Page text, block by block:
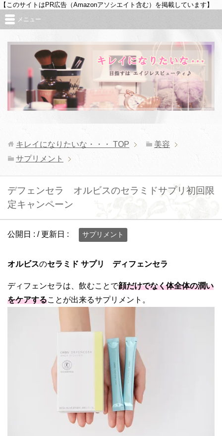
【このサイトはPR広告（Amazonアソシエイト含む）を掲載しています】
メニュー
キレイになりたいな・・・ TOP
美容
サプリメント
デフェンセラ オルビスのセラミドサプリ初回限
定キャンペーン
公開日 : / 更新日 : サプリメント
オルビスのセラミド サプリ ディフェンセラ
ディフェンセラは、飲むことで顔だけでなく体全体の潤い
をケアすることが出来るサプリメント。